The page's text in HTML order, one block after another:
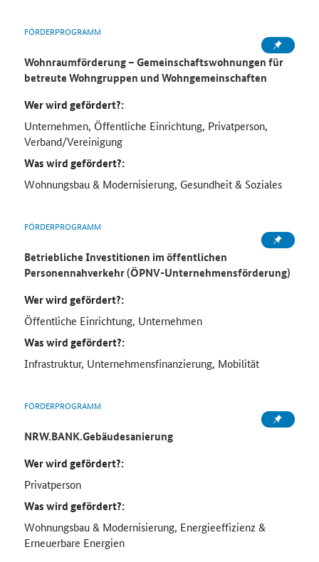
FÖRDERPROGRAMM
Wohnraumförderung – Gemeinschaftswohnungen für
betreute Wohngruppen und Wohngemeinschaften
Wer wird gefördert?:
Unternehmen, Öffentliche Einrichtung, Privatperson,
Verband/Vereinigung
Was wird gefördert?:
Wohnungsbau & Modernisierung, Gesundheit & Soziales
FÖRDERPROGRAMM
Betriebliche Investitionen im öffentlichen
Personennahverkehr (ÖPNV-Unternehmensförderung)
Wer wird gefördert?:
Öffentliche Einrichtung, Unternehmen
Was wird gefördert?:
Infrastruktur, Unternehmensfinanzierung, Mobilität
FÖRDERPROGRAMM
NRW.BANK.Gebäudesanierung
Wer wird gefördert?:
Privatperson
Was wird gefördert?:
Wohnungsbau & Modernisierung, Energieeffizienz &
Erneuerbare Energien